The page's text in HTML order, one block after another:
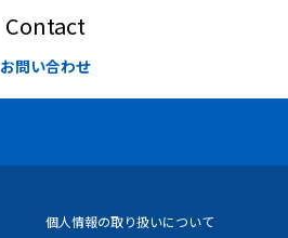
Contact
お問い合わせ
個人情報の取り扱いについて